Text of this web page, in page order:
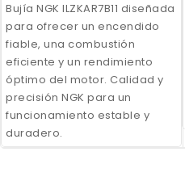
Bujía NGK ILZKAR7B11 diseñada
para ofrecer un encendido
fiable, una combustión
eficiente y un rendimiento
óptimo del motor. Calidad y
precisión NGK para un
funcionamiento estable y
duradero.